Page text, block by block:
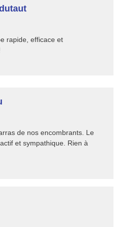
rapide, efficace et
de nos encombrants. Le
et sympathique. Rien à